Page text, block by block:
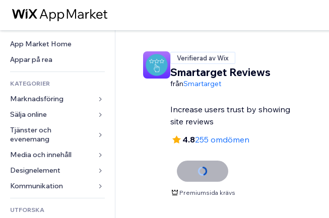
App Market Home
Appar på rea
KATEGORIER
Marknadsföring
Annonser
Mobil
Statistik
Sociala medier
SEO
Interaktioner
Listningar
E-post
Sälja online
Appar för butiker
Frakt och leverans
Sälj-knappar
Onlinekurser
Beställtryck
Redovisning
Kuponger och lojalitet
Tjänster och
evenemang
Hotell
Evenemang
Restauranger
Fastigheter
Bokningar
Media och innehåll
Galleri
Musik
Podcasts
Fotografering
Designelement
Kartor och navigering
Integritet och säkerhet
Klocka
Formulär
UTFORSKA
Verifierad av Wix
Smartarget Reviews
frånSmartarget
Increase users trust by showing
site reviews
4.8255 omdömen
Premiumsida krävs